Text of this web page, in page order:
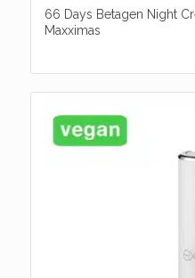
66 Days Betagen Night
Maxximas